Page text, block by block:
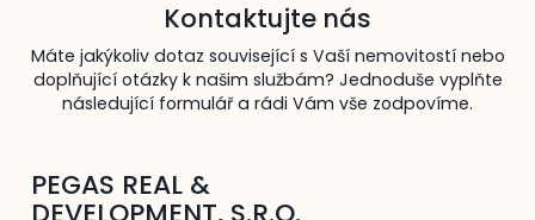
Kontaktujte nás
Máte jakýkoliv dotaz související s Vaší nemovitostí nebo
doplňující otázky k našim službám? Jednoduše vyplňte
následující formulář a rádi Vám vše zodpovíme.
PEGAS REAL &